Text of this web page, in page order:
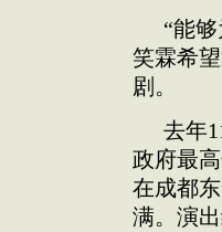
“能
笑霖希
剧。
去年
政府最
在成都
满。演